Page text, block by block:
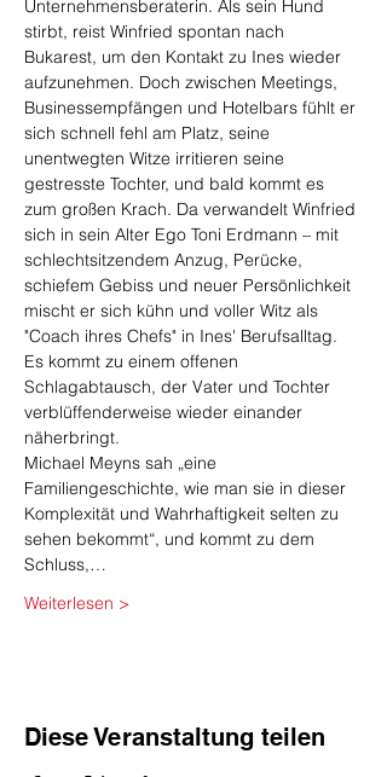
Unternehmensberaterin. Als sein Hund
stirbt, reist Winfried spontan nach
Bukarest, um den Kontakt zu Ines wieder
aufzunehmen. Doch zwischen Meetings,
Businessempfängen und Hotelbars fühlt er
sich schnell fehl am Platz, seine
unentwegten Witze irritieren seine
gestresste Tochter, und bald kommt es
zum großen Krach. Da verwandelt Winfried
sich in sein Alter Ego Toni Erdmann – mit
schlechtsitzendem Anzug, Perücke,
schiefem Gebiss und neuer Persönlichkeit
mischt er sich kühn und voller Witz als
"Coach ihres Chefs" in Ines' Berufsalltag.
Es kommt zu einem offenen
Schlagabtausch, der Vater und Tochter
verblüffenderweise wieder einander
näherbringt.
Michael Meyns sah „eine
Familiengeschichte, wie man sie in dieser
Komplexität und Wahrhaftigkeit selten zu
sehen bekommt“, und kommt zu dem
Schluss,…
Weiterlesen >
Diese Veranstaltung teilen